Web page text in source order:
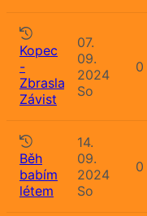
Kopec
-
Zbraslavská
Závist
07.
09.
2024
So
0
Běh
babím
létem
14.
09.
2024
So
0